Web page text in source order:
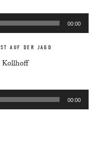
00:00
AUF DER JAGD
Kollhoff
00:00